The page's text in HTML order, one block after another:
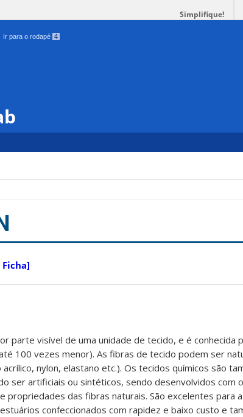
Simplifique!
Ir para o rodapé 4
parte visível de uma unidade de tecido, e é conhecida
100 vezes menor). As fibras de tecido podem ser
acrílico, nylon, elastano etc.). Os tecidos químicos são
ser artificiais ou sintéticos, sendo desenvolvidos com
propriedades das fibras naturais. São excelentes para
confeccionados com rapidez e baixo custo e